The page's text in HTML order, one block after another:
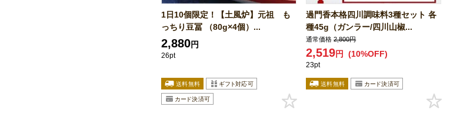
1日10個限定！【土風炉】元祖 も
っちり豆冨 （80g×4個）...
2,880円
26pt
過門香本格四川調味料3種セット 各
種45g（ガンラー/四川山椒...
通常価格 2,800円
2,519円 (10%OFF)
23pt